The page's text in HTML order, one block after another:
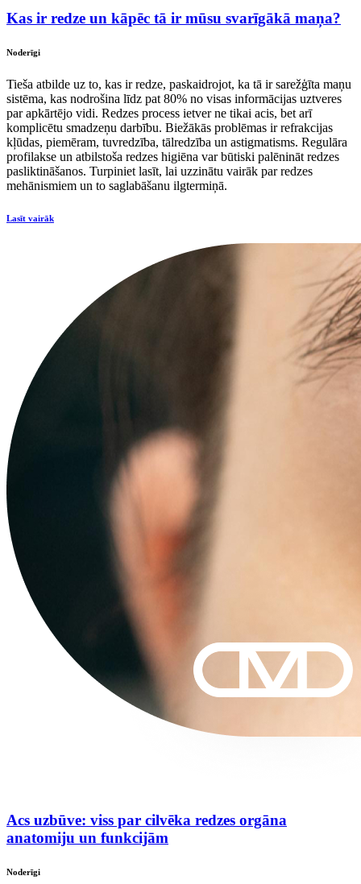
Kas ir redze un kāpēc tā ir mūsu svarīgākā maņa?
Noderīgi
Tieša atbilde uz to, kas ir redze, paskaidrojot, ka tā ir sarežģīta maņu
sistēma, kas nodrošina līdz pat 80% no visas informācijas uztveres
par apkārtējo vidi. Redzes process ietver ne tikai acis, bet arī
komplicētu smadzeņu darbību. Biežākās problēmas ir refrakcijas
kļūdas, piemēram, tuvredzība, tālredzība un astigmatisms. Regulāra
profilakse un atbilstoša redzes higiēna var būtiski palēnināt redzes
pasliktināšanos. Turpiniet lasīt, lai uzzinātu vairāk par redzes
mehānismiem un to saglabāšanu ilgtermiņā.
Lasīt vairāk
Acs uzbūve: viss par cilvēka redzes orgāna
anatomiju un funkcijām
Noderīgi